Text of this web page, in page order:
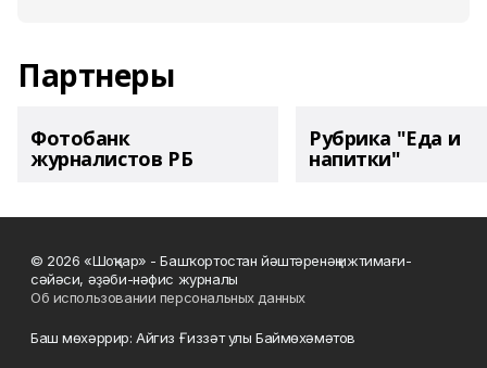
Партнеры
Фотобанк
журналистов РБ
Рубрика "Еда и
напитки"
© 2026 «Шоңҡар» - Башҡортостан йәштәренәң ижтимағи-
сәйәси, әҙәби-нәфис журналы
Об использовании персональных данных
Баш мөхәррир: Айгиз Ғиззәт улы Баймөхәмәтов